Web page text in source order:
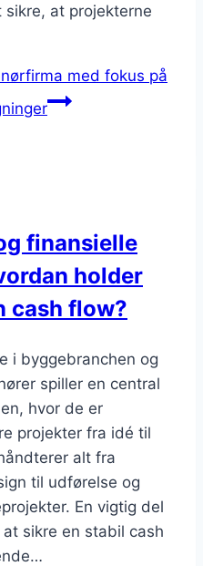
at projekterne
med fokus på
finansielle
holder
cash flow?
i byggebranchen og
spiller en central
hvor de er
projekter fra idé til
alt fra
til udførelse og
En vigtig del
sikre en stabil cash